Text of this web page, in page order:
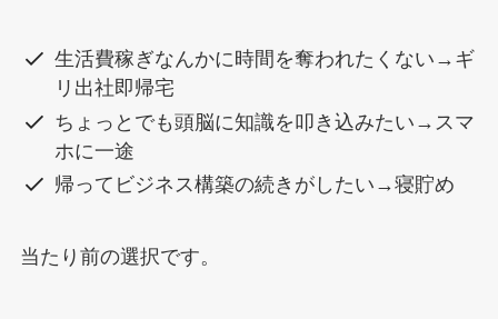
生活費稼ぎなんかに時間を奪われたくない→ギ
リ出社即帰宅
ちょっとでも頭脳に知識を叩き込みたい→スマ
ホに一途
帰ってビジネス構築の続きがしたい→寝貯め
当たり前の選択です。